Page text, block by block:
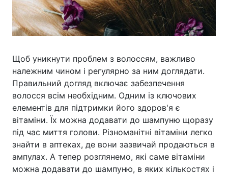
Щоб уникнути проблем з волоссям, важливо
належним чином і регулярно за ним доглядати.
Правильний догляд включає забезпечення
волосся всім необхідним. Одним із ключових
елементів для підтримки його здоров'я є
вітаміни. Їх можна додавати до шампуню щоразу
під час миття голови. Різноманітні вітаміни легко
знайти в аптеках, де вони зазвичай продаються в
ампулах. А тепер розглянемо, які саме вітаміни
можна додавати до шампуню, в яких кількостях і